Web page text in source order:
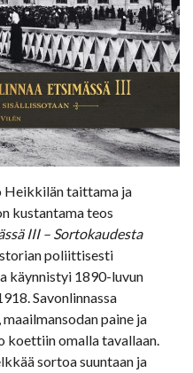
Heikkilän taittama ja
kustantama teos
III – Sortokaudesta
poliittisesti
käynnistyi 1890-luvun
Savonlinnassa
paine ja
koettiin omalla tavallaan.
sortoa suuntaan ja